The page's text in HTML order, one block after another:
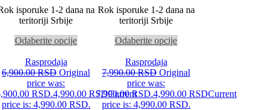
isporuke 1-2 dana na
teritoriji Srbije
Odaberite opcije
Rok isporuke 1-2 dana na
teritoriji Srbije
Odaberite opcije
Rasprodaja
6,900.00RSD Original
price was:
RSD.4,990.00 RSDCurrent
price is: 4,990.00 RSD.
Rasprodaja
7,990.00RSD Original
price was:
7,990.00 RSD.4,990.00 RSDCurrent
price is: 4,990.00 RSD.